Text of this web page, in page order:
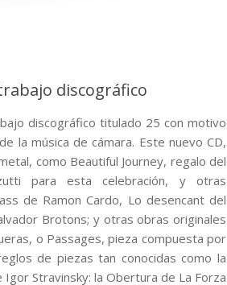
discográfico
discográfico titulado 25 con motivo
la música de cámara. Este nuevo CD,
como Beautiful Journey, regalo del
para esta celebración, y otras
de Ramon Cardo, Lo desencant del
Brotons; y otras obras originales
o Passages, pieza compuesta por
de piezas tan conocidas como la
Stravinsky: la Obertura de La Forza